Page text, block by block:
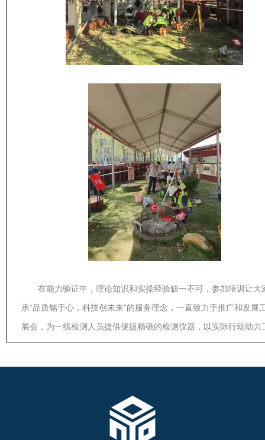
在能力验证中，理论知识和实操经验缺一不可，参加培训让
承“品质铭于心，科技创未来”的服务理念，一直致力于推广和发
展会，为一线检测人员提供便捷精确的检测仪器，以实际行动助